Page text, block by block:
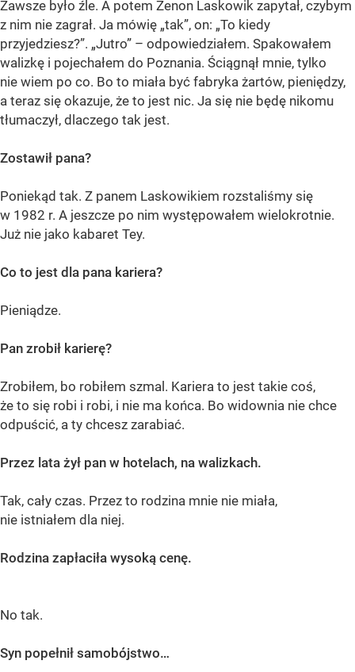
Zawsze było źle. A potem Zenon Laskowik zapytał, czybym
z nim nie zagrał. Ja mówię „tak”, on: „To kiedy
przyjedziesz?”. „Jutro” – odpowiedziałem. Spakowałem
walizkę i pojechałem do Poznania. Ściągnął mnie, tylko
nie wiem po co. Bo to miała być fabryka żartów, pieniędzy,
a teraz się okazuje, że to jest nic. Ja się nie będę nikomu
tłumaczył, dlaczego tak jest.
Zostawił pana?
Poniekąd tak. Z panem Laskowikiem rozstaliśmy się
w 1982 r. A jeszcze po nim występowałem wielokrotnie.
Już nie jako kabaret Tey.
Co to jest dla pana kariera?
Pieniądze.
Pan zrobił karierę?
Zrobiłem, bo robiłem szmal. Kariera to jest takie coś,
że to się robi i robi, i nie ma końca. Bo widownia nie chce
odpuścić, a ty chcesz zarabiać.
Przez lata żył pan w hotelach, na walizkach.
Tak, cały czas. Przez to rodzina mnie nie miała,
nie istniałem dla niej.
Rodzina zapłaciła wysoką cenę.
No tak.
Syn popełnił samobójstwo…